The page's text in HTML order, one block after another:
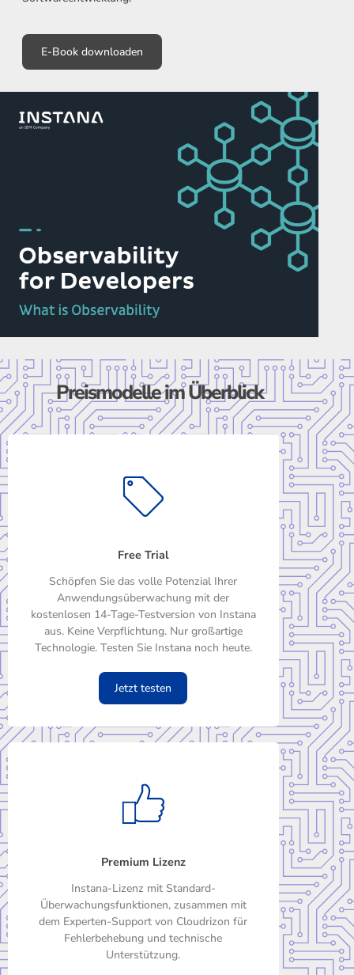
E-Book downloaden
Preismodelle im Überblick
Free Trial
Schöpfen Sie das volle Potenzial Ihrer
Anwendungsüberwachung mit der
kostenlosen 14-Tage-Testversion von Instana
aus. Keine Verpflichtung. Nur großartige
Technologie. Testen Sie Instana noch heute.
Jetzt testen
Premium Lizenz
Instana-Lizenz mit Standard-
Überwachungsfunktionen, zusammen mit
dem Experten-Support von Cloudrizon für
Fehlerbehebung und technische
Unterstützung.